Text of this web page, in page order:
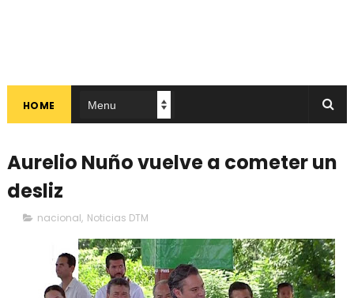
HOME
Aurelio Nuño vuelve a cometer un
desliz
nacional, Noticias DTM